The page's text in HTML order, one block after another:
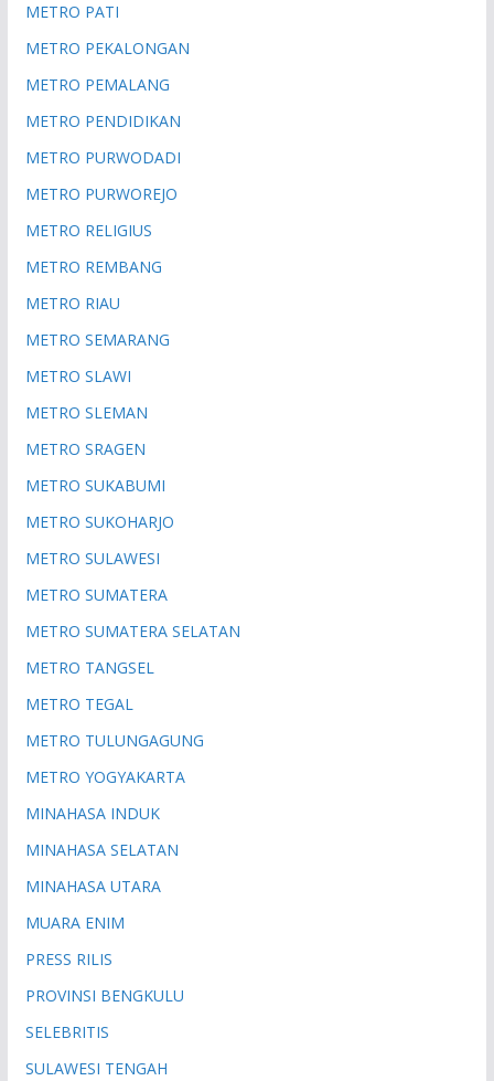
METRO PATI
METRO PEKALONGAN
METRO PEMALANG
METRO PENDIDIKAN
METRO PURWODADI
METRO PURWOREJO
METRO RELIGIUS
METRO REMBANG
METRO RIAU
METRO SEMARANG
METRO SLAWI
METRO SLEMAN
METRO SRAGEN
METRO SUKABUMI
METRO SUKOHARJO
METRO SULAWESI
METRO SUMATERA
METRO SUMATERA SELATAN
METRO TANGSEL
METRO TEGAL
METRO TULUNGAGUNG
METRO YOGYAKARTA
MINAHASA INDUK
MINAHASA SELATAN
MINAHASA UTARA
MUARA ENIM
PRESS RILIS
PROVINSI BENGKULU
SELEBRITIS
SULAWESI TENGAH